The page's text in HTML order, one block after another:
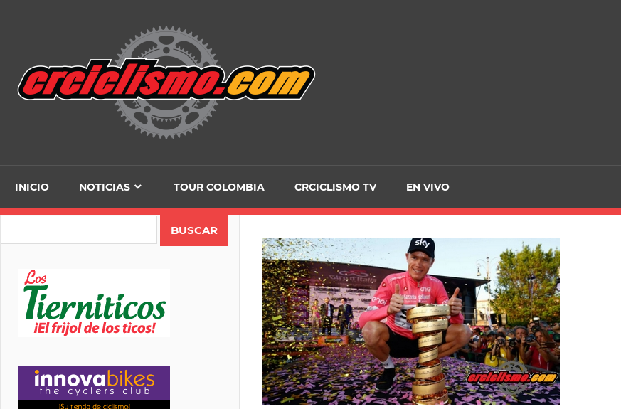
INICIO NOTICIAS TOUR COLOMBIA CRCICLISMO TV EN VIVO